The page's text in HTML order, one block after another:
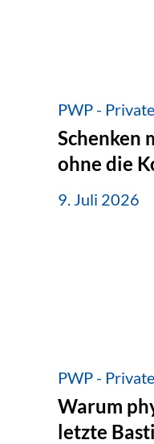
PWP -
Schenken
ohne die
9. Juli 2026
PWP -
Warum
letzte